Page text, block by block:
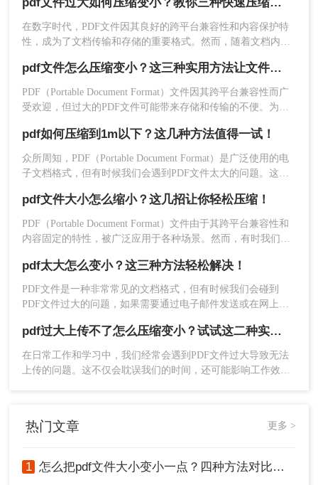
2、上传PDF文件，需要注意的是，如果你的PDF文
3、如果对压缩有要求，还可以设置一下压缩程度。
4、点击开始压缩，等待压缩结果。
5、压缩完成，我们可以看到压缩后的体积，是不是
小了很多呢，点击下载文件就可以了。
行压缩就成为了一个必要的步骤。那么pdf过大上传不了怎么压
缩变小呢？本文将详细介绍几种实用的方法，帮助你将过大的
PDF文件压缩变小，以便顺利上传。
在数字时代，PDF文件因其良好的跨平台兼容性和内容保护特
性，成为了文档传输和存储的重要格式。然而，随着文档内容
给存储、传输和分享带来不便。因此，学会PDF文件过大如何
压缩变小显得尤为重要。本文将详细介绍几种常用的PDF压缩
方法，帮助您轻松应对这一问题。
pdf文件怎么压缩变小？这三种实用方法让文件变小!
PDF（Portable Document Format）文件因其跨平台兼容性而广
受欢迎，但过大的PDF文件可能带来存储和传输的不便。为了
么压缩变小呢？本文将介绍三种实用的PDF压缩方法，帮助您
轻松减小PDF文件大小。
pdf如何压缩到1m以下？这几种方法值得一试！
众所周知，PDF（Portable Document Format）是广泛使用的电
子文档格式，但有时候我们会遇到PDF文件太大的问题。这不
你想学会pdf如何压缩到1m以下，本文将为你提供一些简单高
效的方法。
pdf文件大小怎么缩小？这几招让你轻松压缩！
PDF（Portable Document Format）文件由于其跨平台兼容性和
内容固定的特性，被广泛应用于各种场景。然而，有时我们可
间，而且在传输和分享时也会带来不便。那么，pdf文件大小怎
么缩小呢？本文将为您介绍几种实用的方法。
pdf太大怎么变小？这三种方法轻松解决！
PDF文件是一种非常常见的文档格式，但有时候我们会碰到
PDF文件过大的问题，如果需要通过电子邮件发送或在网上共
一些简单有效的方法来压缩和优化PDF文件，让您轻松解决
PDF文件过大的困扰。
pdf过大上传不了怎么压缩变小？试试这二种实用方法！
在日常工作和学习中，我们经常会遇到PDF文件过大导致无法
上传的问题。这不仅会耽误我们的时间，还可能影响工作效
热门文章 更多 >
1 怎么把pdf文件大小变小一点？四种方法对比，一看就懂！